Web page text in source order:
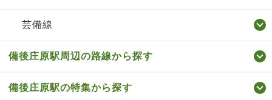
芸備線
備後庄原駅周辺の路線から探す
備後庄原駅の特集から探す